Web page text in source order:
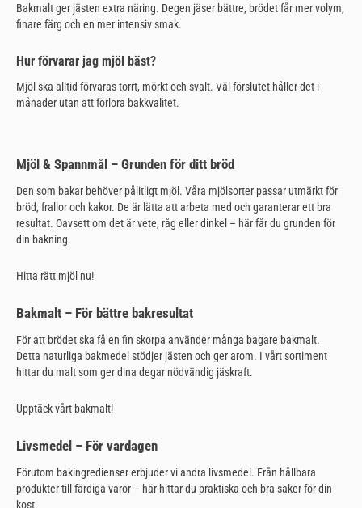
Bakmalt ger jästen extra näring. Degen jäser bättre, brödet får mer volym,
finare färg och en mer intensiv smak.
Hur förvarar jag mjöl bäst?
Mjöl ska alltid förvaras torrt, mörkt och svalt. Väl förslutet håller det i
månader utan att förlora bakkvalitet.
Mjöl & Spannmål – Grunden för ditt bröd
Den som bakar behöver pålitligt mjöl. Våra mjölsorter passar utmärkt för
bröd, frallor och kakor. De är lätta att arbeta med och garanterar ett bra
resultat. Oavsett om det är vete, råg eller dinkel – här får du grunden för
din bakning.
Hitta rätt mjöl nu!
Bakmalt – För bättre bakresultat
För att brödet ska få en fin skorpa använder många bagare bakmalt.
Detta naturliga bakmedel stödjer jästen och ger arom. I vårt sortiment
hittar du malt som ger dina degar nödvändig jäskraft.
Upptäck vårt bakmalt!
Livsmedel – För vardagen
Förutom bakingredienser erbjuder vi andra livsmedel. Från hållbara
produkter till färdiga varor – här hittar du praktiska och bra saker för din
kost.